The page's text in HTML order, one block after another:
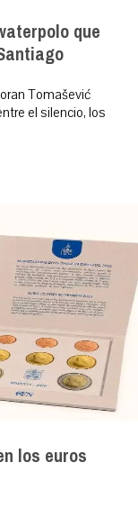
que
Tomašević
el silencio, los
los euros